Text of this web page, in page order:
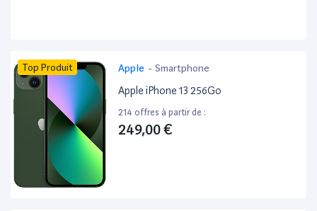
Top Produit Apple - Smartphone
Apple iPhone 13 256Go
214 offres à partir de :
249,00 €